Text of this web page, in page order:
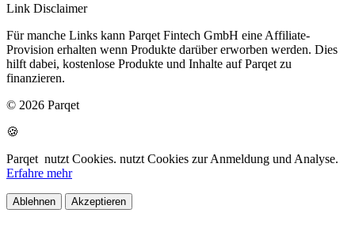
Link Disclaimer
Für manche Links kann Parqet Fintech GmbH eine Affiliate-
Provision erhalten wenn Produkte darüber erworben werden. Dies
hilft dabei, kostenlose Produkte und Inhalte auf Parqet zu
finanzieren.
© 2026 Parqet
🍪
Parqet nutzt Cookies. nutzt Cookies zur Anmeldung und Analyse.
Erfahre mehr
Ablehnen Akzeptieren